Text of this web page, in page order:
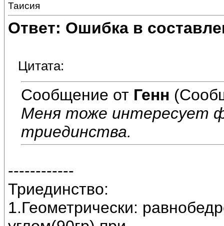
Таисия
Ответ: Ошибка в
Цитата:
Сообщение от Генн
Меня тоже интересует
триединства.
------------
Триединство:
1.Геометрически: